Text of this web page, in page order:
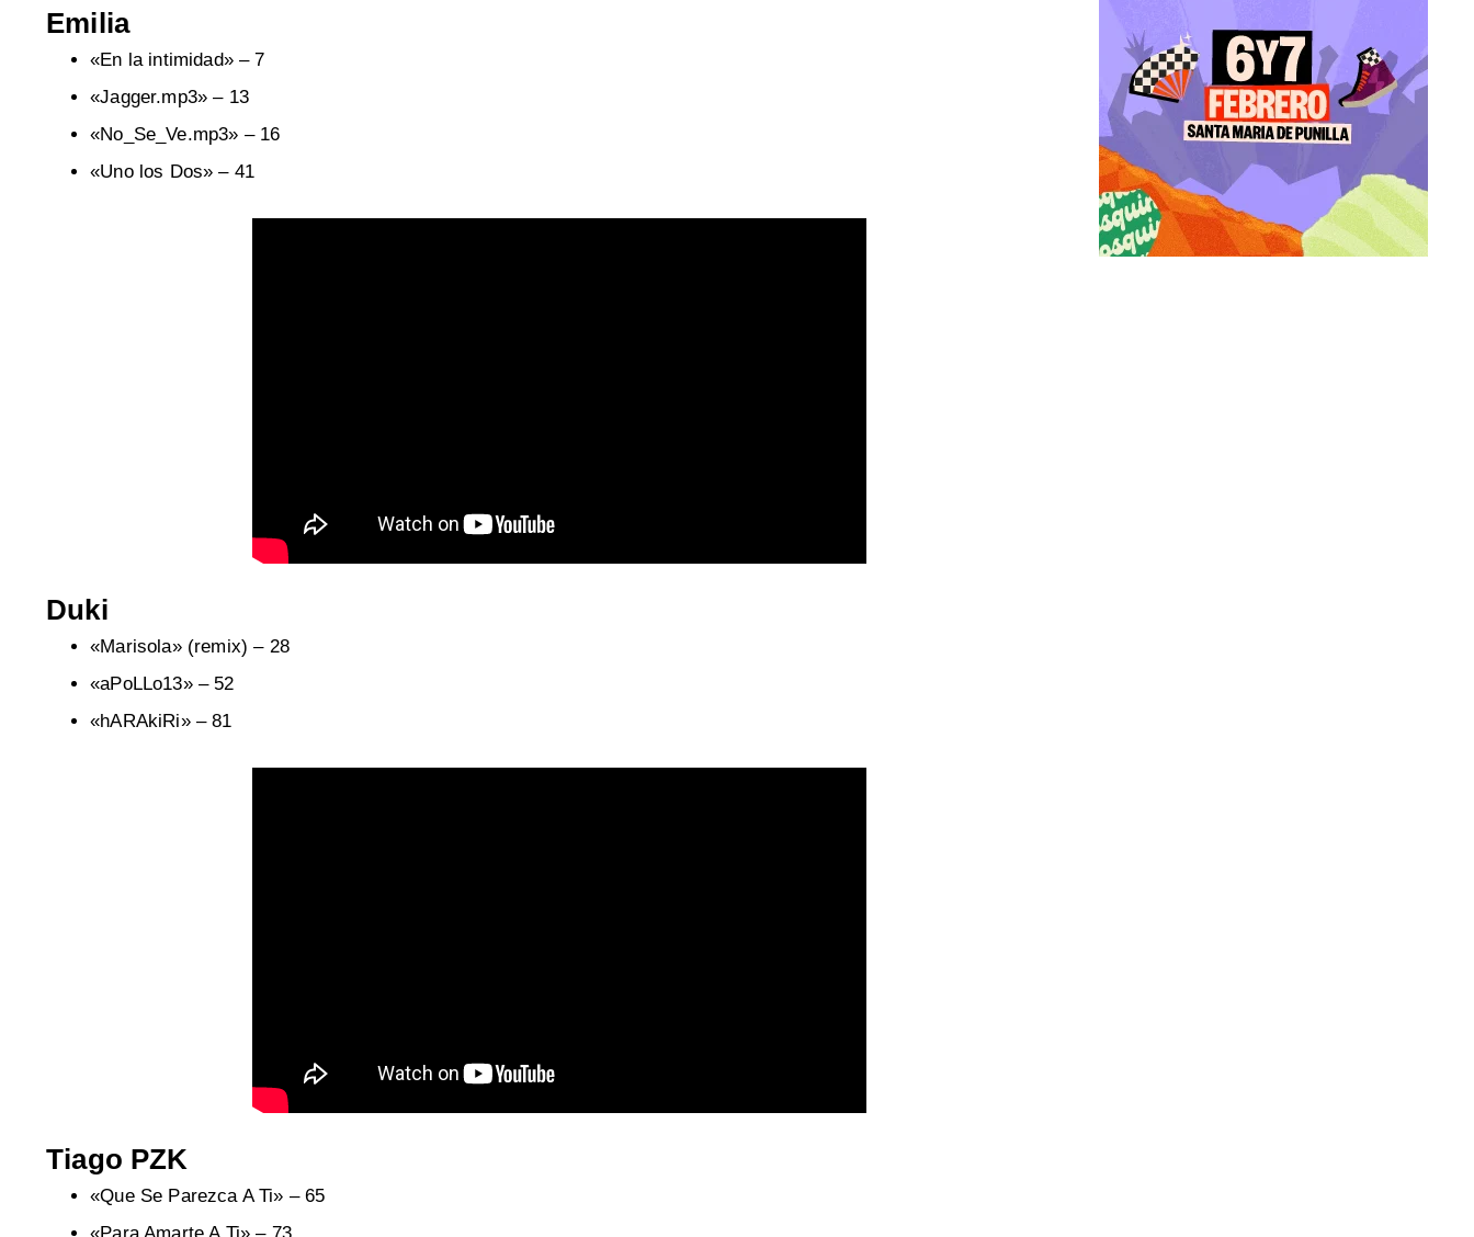
Emilia
«En la intimidad» – 7
«Jagger.mp3» – 13
«No_Se_Ve.mp3» – 16
«Uno los Dos» – 41
Duki
«Marisola» (remix) – 28
«aPoLLo13» – 52
«hARAkiRi» – 81
Tiago PZK
«Que Se Parezca A Ti» – 65
«Para Amarte A Ti» – 73